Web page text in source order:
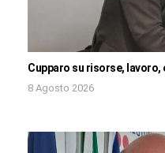
Cupparo su risorse, lavoro,
8 Agosto 2026